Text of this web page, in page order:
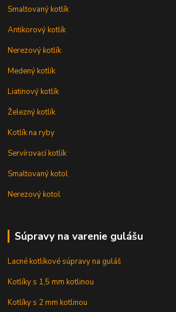
Smaltovaný kotlík
Antikorový kotlík
Nerezový kotlík
Medený kotlík
Liatinový kotlík
Železný kotlík
Kotlík na ryby
Servírovací kotlík
Smaltovaný kotol
Nerezový kotol
Súpravy na varenie gulášu
Lacné kotlíkové súpravy na guláš
Kotlíky s 1,5 mm kotlinou
Kotlíky s 2 mm kotlinou